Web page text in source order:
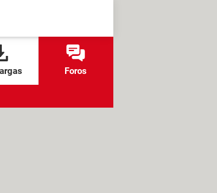
Foros